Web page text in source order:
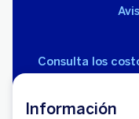
Información
Consulta los